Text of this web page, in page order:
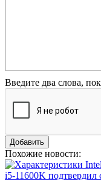
Введите два слова,
Похожие новости: